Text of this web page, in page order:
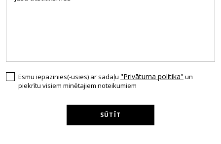
Esmu iepazinies(-usies) ar sadaļu "Privātuma politika" un
piekrītu visiem minētajiem noteikumiem
SŪTĪT